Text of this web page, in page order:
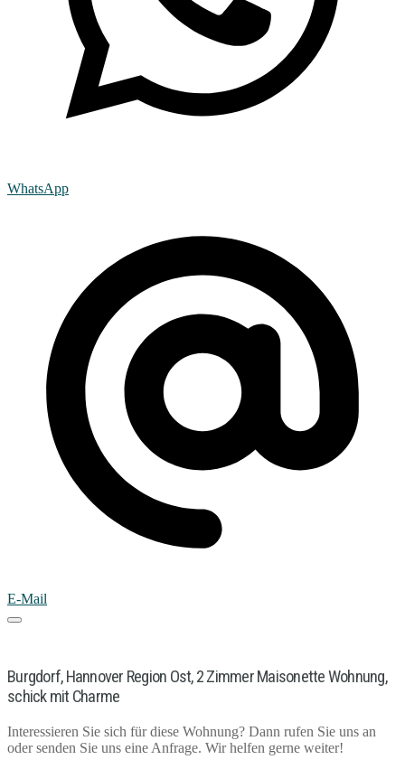
WhatsApp
E-Mail
Burgdorf, Hannover Region Ost, 2 Zimmer Maisonette Wohnung,
schick mit Charme
Interessieren Sie sich für diese Wohnung? Dann rufen Sie uns an
oder senden Sie uns eine Anfrage. Wir helfen gerne weiter!